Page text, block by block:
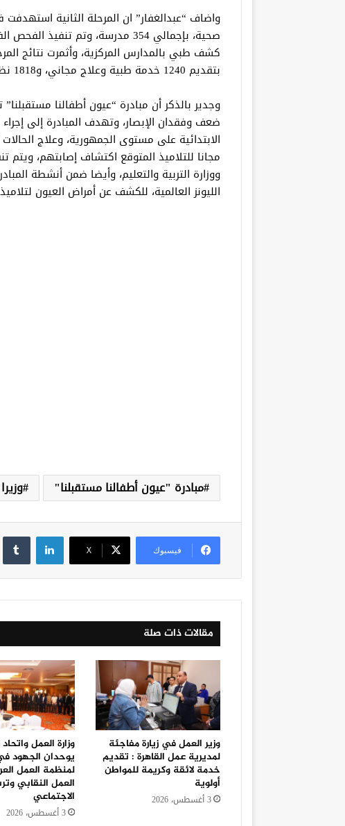
كشف طبي بالمدارس المركزية، وأثمرت نتائج
بتقديم 1240 خدمة طبية وعلاج مجاني، و1818 نظارة طبية، و61 تدخل جراحي وطبي.
وجدير بالذكر أن مبادرة “عيون أطفالنا
ضعف وفقدان الإبصار، وتهدف المبادرة إلى
الابتدائية على مستوى الجمهورية، وعلاج
مجانا للتلاميذ المتوقع اكتشاف إصابتهم، ويتم
الليونز العالمية، للكشف عن أمراض العيون لتلاميذ
مبادرة "عيون أطفالنا مستقبلنا"
فيسبوك ‫X
لينكدإن
مقالات ذات صلة
وزير العمل في زيارة مفاجئة
لمديرية عمل القاهرة : تقديم
خدمة لائقة وكريمة للمواطن
أولوية
3 أغسطس، 2026
وزارة العمل
يوحدان الجهود
لمنظمة العمل
العمل النقابي
الاجتماعي
3 أغسطس، 2026